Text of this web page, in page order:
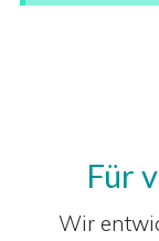
Für
Wir